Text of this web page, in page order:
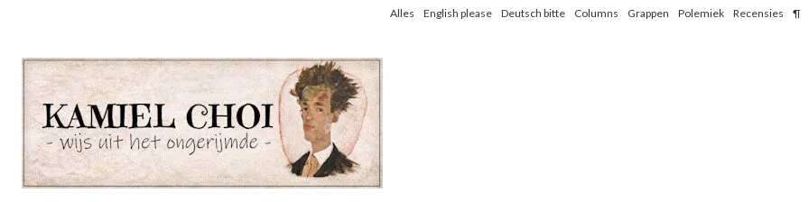
Alles English please Deutsch bitte Columns Grappen Polemiek Recensies ¶